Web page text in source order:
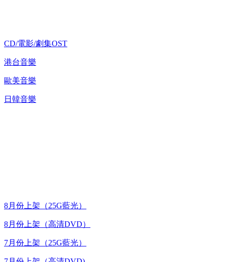
CD/電影/劇集OST
港台音樂
歐美音樂
日韓音樂
8月份上架（25G藍光）
8月份上架（高清DVD）
7月份上架（25G藍光）